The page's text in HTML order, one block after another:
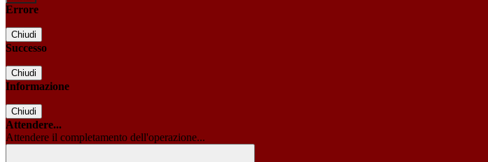
Errore
Chiudi
Successo
Chiudi
Informazione
Chiudi
Attendere...
Attendere il completamento dell'operazione...